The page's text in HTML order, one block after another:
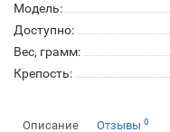
Модель:
Доступно:
Вес, грамм:
Крепость:
Описание Отзывы 0